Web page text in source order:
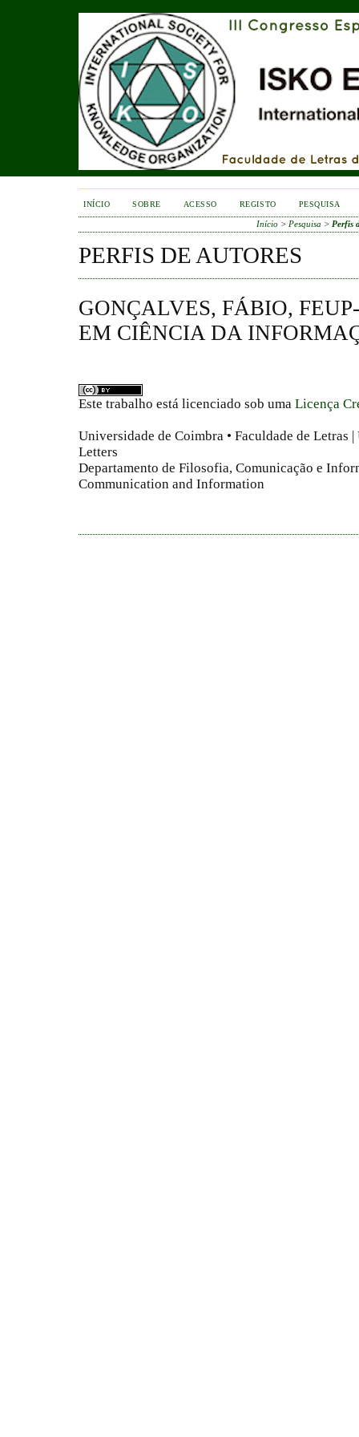
INÍCIO SOBRE ACESSO REGISTO PESQUISA
Início > Pesquisa > Perfis
PERFIS DE AUTORES
GONÇALVES, FÁBIO,
EM CIÊNCIA DA
Este trabalho está licenciado sob uma Licença
Universidade de Coimbra • Faculdade de
Letters
Departamento de Filosofia, Comunicação e
Communication and Information